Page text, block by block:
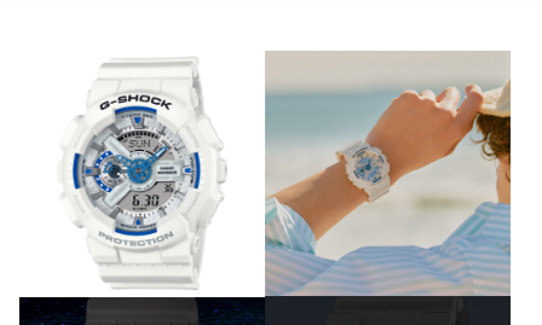
从假日休闲风格到工装元素服饰，该表款皆可作为你穿搭的点睛之